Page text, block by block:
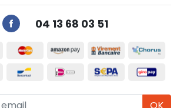
04 13 68 03 51
OK